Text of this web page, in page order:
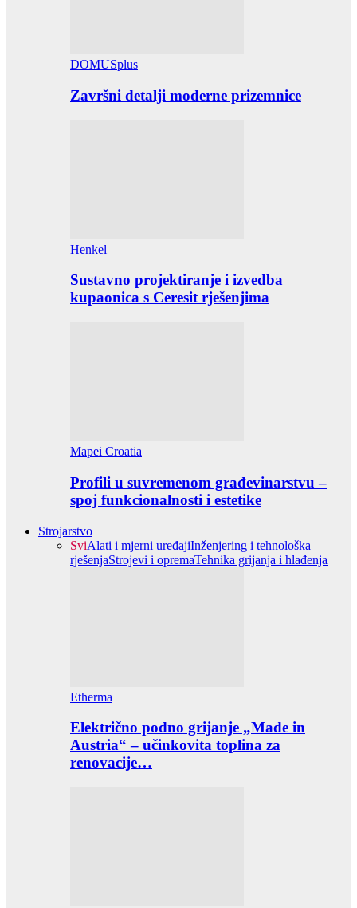
DOMUSplus
Završni detalji moderne prizemnice
Henkel
Sustavno projektiranje i izvedba
kupaonica s Ceresit rješenjima
Mapei Croatia
Profili u suvremenom građevinarstvu –
spoj funkcionalnosti i estetike
Strojarstvo
SviAlati i mjerni uređajiInženjering i tehnološka
rješenjaStrojevi i opremaTehnika grijanja i hlađenja
Etherma
Električno podno grijanje „Made in
Austria“ – učinkovita toplina za
renovacije…